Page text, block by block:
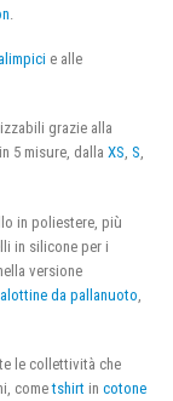
e alle
grazie alla
5 misure, dalla XS, S,
in poliestere, più
in silicone per i
versione
da pallanuoto
le collettività che
cometshirt in cotone